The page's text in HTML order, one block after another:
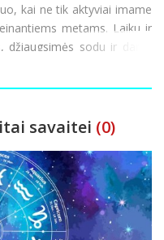
kai ne tik aktyviai imame
metams. Laiku ir
sodu ir daržu
darže Pats laikas nuimti
savaitei (0)